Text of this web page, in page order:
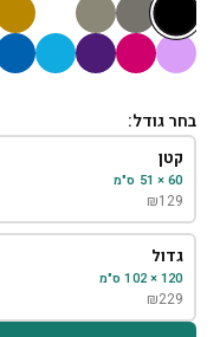
בחר גודל:
קטן
60 × 51 ס"מ
₪129
גדול
120 × 102 ס"מ
₪229